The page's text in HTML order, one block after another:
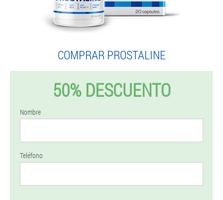
COMPRAR PROSTALINE
50% DESCUENTO
Nombre
Teléfono